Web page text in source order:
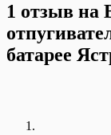
1 отзыв на
батарее